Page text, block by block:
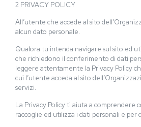
2 PRIVACY POLICY
All’utente che accede al sito
alcun dato personale.
Qualora tu intenda navigare sul sito ed
che richiedono il conferimento di dati
leggere attentamente la Privacy Policy
cui l’utente acceda al sito
servizi.
La Privacy Policy ti aiuta a comprendere
raccoglie ed utilizza i dati personali e per